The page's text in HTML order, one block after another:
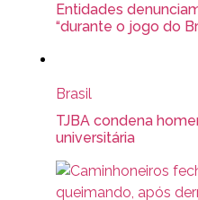
Entidades
“durante o jogo do
Brasil
TJBA condena
universitária